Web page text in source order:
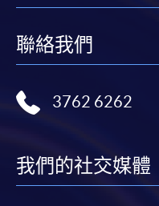
聯絡我們
3762 6262
我們的社交媒體